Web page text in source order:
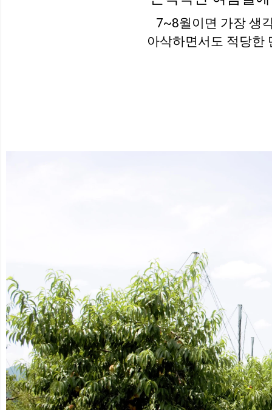
7~8월이면 가장 생
아삭하면서도 적당한